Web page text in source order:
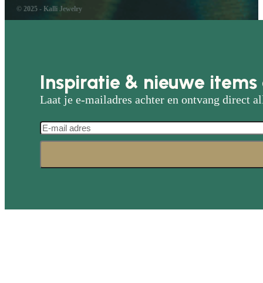
© 2025 - Kalli Jewelry
Inspiratie & nieuwe
Laat je e-mailadres achter en ontvang direct